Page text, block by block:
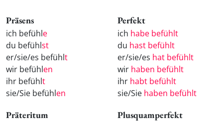
Präsens
ich befühle
du befühlst
er/sie/es befühlt
wir befühlen
ihr befühlt
sie/Sie befühlen
Perfekt
ich habe befühlt
du hast befühlt
er/sie/es hat befühlt
wir haben befühlt
ihr habt befühlt
sie/Sie haben befühlt
Präteritum Plusquamperfekt